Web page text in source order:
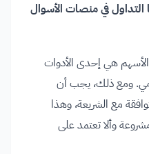
في منصات الأسوال
الأسهم هي إحدى الأدوات
ومع ذلك، يجب أن
مع الشريعة، وهذا
وألا تعتمد على